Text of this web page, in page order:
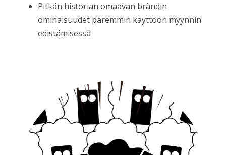
Pitkän historian omaavan brändin
ominaisuudet paremmin käyttöön myynnin
edistämisessä